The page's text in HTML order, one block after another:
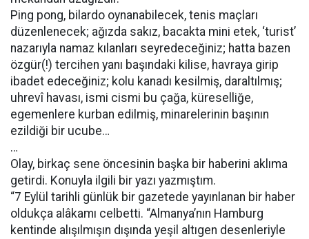
Ping pong, bilardo oynanabilecek, tenis maçları
düzenlenecek; ağızda sakız, bacakta mini etek, ‘turist’
nazarıyla namaz kılanları seyredeceğiniz; hatta bazen
özgür(!) tercihen yanı başındaki kilise, havraya girip
ibadet edeceğiniz; kolu kanadı kesilmiş, daraltılmış;
uhrevî havası, ismi cismi bu çağa, küreselliğe,
egemenlere kurban edilmiş, minarelerinin başının
ezildiği bir ucube…
…
Olay, birkaç sene öncesinin başka bir haberini aklıma
getirdi. Konuyla ilgili bir yazı yazmıştım.
“7 Eylül tarihli günlük bir gazetede yayınlanan bir haber
oldukça alâkamı celbetti. “Almanya’nın Hamburg
kentinde alışılmışın dışında yeşil altıgen desenleriyle